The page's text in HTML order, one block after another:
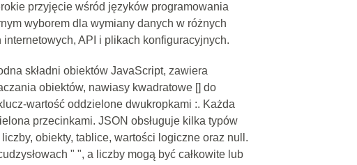
przyjęcie wśród języków programowania
wyborem dla wymiany danych w różnych
internetowych, API i plikach konfiguracyjnych.
składni obiektów JavaScript, zawiera
obiektów, nawiasy kwadratowe [] do
wartość oddzielone dwukropkami :. Każda
przecinkami. JSON obsługuje kilka typów
obiekty, tablice, wartości logiczne oraz null.
" ", a liczby mogą być całkowite lub